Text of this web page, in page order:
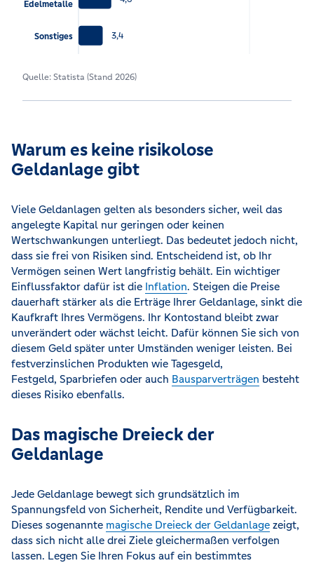
Edelmetalle
Sonstiges 3,4
Quelle: Statista (Stand 2026)
Warum es keine risikolose
Geldanlage gibt
Viele Geldanlagen gelten als besonders sicher, weil das
angelegte Kapital nur geringen oder keinen
Wertschwankungen unterliegt. Das bedeutet jedoch nicht,
dass sie frei von Risiken sind. Entscheidend ist, ob Ihr
Vermögen seinen Wert langfristig behält. Ein wichtiger
Einflussfaktor dafür ist die Inflation. Steigen die Preise
dauerhaft stärker als die Erträge Ihrer Geldanlage, sinkt die
Kaufkraft Ihres Vermögens. Ihr Kontostand bleibt zwar
unverändert oder wächst leicht. Dafür können Sie sich von
diesem Geld später unter Umständen weniger leisten. Bei
festverzinslichen Produkten wie Tagesgeld,
Festgeld, Sparbriefen oder auch Bausparverträgen besteht
dieses Risiko ebenfalls.
Das magische Dreieck der
Geldanlage
Jede Geldanlage bewegt sich grundsätzlich im
Spannungsfeld von Sicherheit, Rendite und Verfügbarkeit.
Dieses sogenannte magische Dreieck der Geldanlage zeigt,
dass sich nicht alle drei Ziele gleichermaßen verfolgen
lassen. Legen Sie Ihren Fokus auf ein bestimmtes